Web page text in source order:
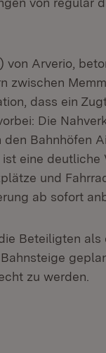
Arverio,
zwischen
dass ein
Die
Bahnhöfen
eine deutliche
und
ab sofort
Beteiligten als
zu werden.